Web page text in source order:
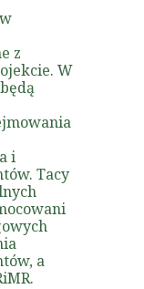
z
W
i
Tacy
a